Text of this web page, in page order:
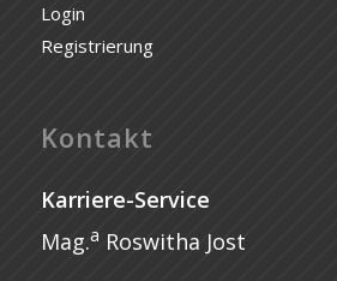
Login
Registrierung
Kontakt
Karriere-Service
Mag.a Roswitha Jost